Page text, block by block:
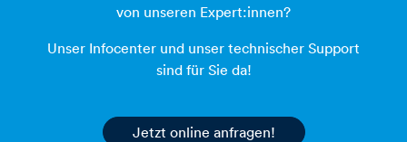
von unseren Expert:innen?
Unser Infocenter und unser technischer Support
sind für Sie da!
Jetzt online anfragen!